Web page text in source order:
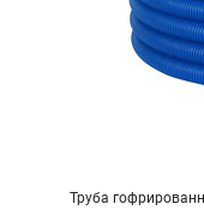
Труба